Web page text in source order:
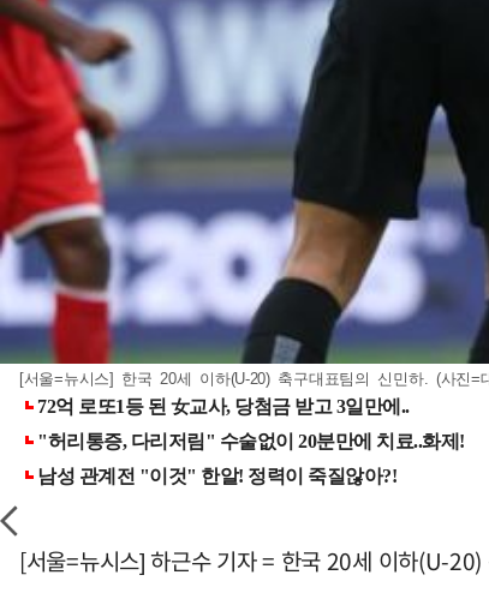
[서울=뉴시스] 한국 20세 이하(U-20) 축구대표팀의 신민하. (사진
[서울=뉴시스] 하근수 기자 = 한국 20세 이하(U-